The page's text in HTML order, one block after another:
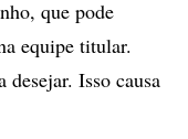
que pode
equipe titular.
desejar. Isso causa